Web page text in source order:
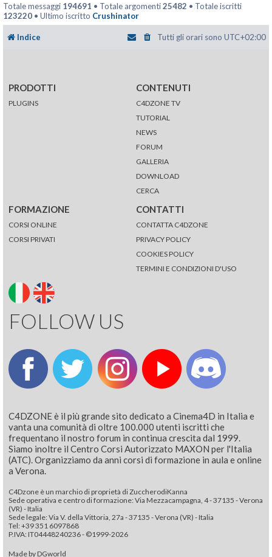
Totale messaggi 194691 • Totale argomenti25482 • Totale iscritti
123220 • Ultimo iscritto Crushinator
Indice Tutti gli orari sono UTC+02:00
PRODOTTI
PLUGINS
CONTENUTI
C4DZONE TV
TUTORIAL
NEWS
FORUM
GALLERIA
DOWNLOAD
CERCA
FORMAZIONE
CORSI ONLINE
CORSI PRIVATI
CONTATTI
CONTATTA C4DZONE
PRIVACY POLICY
COOKIES POLICY
TERMINI E CONDIZIONI D'USO
FOLLOW US
C4DZONE è il più grande sito dedicato a Cinema4D in Italia e
vanta una comunità di oltre 100.000 utenti iscritti che
frequentano il nostro forum in continua crescita dal 1999.
Siamo inoltre il Centro Corsi Autorizzato MAXON per l'Italia
(ATC). Organizziamo da anni corsi di formazione in aula e online
a Verona.
C4Dzone è un marchio di proprietà di ZuccherodiKanna
Sede operativa e centro di formazione: Via Mezzacampagna, 4 - 37135 - Verona
(VR) - Italia
Sede legale: Via V. della Vittoria, 27a - 37135 - Verona (VR) - Italia
Tel: +39 351 6097868‬
P.IVA: IT04448240236 - ©1999-2026
Made by DGworld